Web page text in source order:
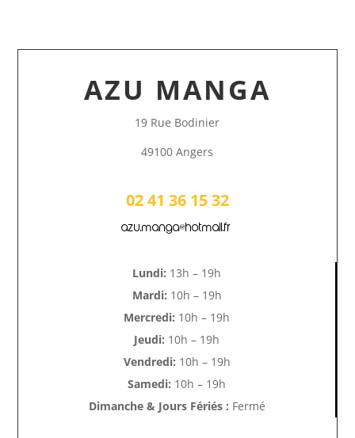
AZU MANGA
19 Rue Bodinier
49100 Angers
02 41 36 15 32
azu.manga@hotmail.fr
Lundi: 13h – 19h
Mardi: 10h – 19h
Mercredi: 10h – 19h
Jeudi: 10h – 19h
Vendredi: 10h – 19h
Samedi: 10h – 19h
Dimanche & Jours Fériés : Fermé